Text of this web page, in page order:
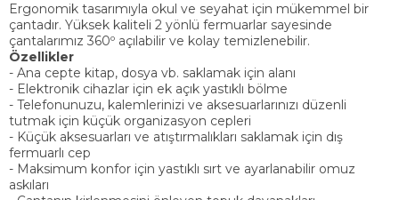
Ergonomik tasarımıyla okul ve seyahat için mükemmel bir
çantadır. Yüksek kaliteli 2 yönlü fermuarlar sayesinde
çantalarımız 360º açılabilir ve kolay temizlenebilir.
Özellikler
- Ana cepte kitap, dosya vb. saklamak için alanı
- Elektronik cihazlar için ek açık yastıklı bölme
- Telefonunuzu, kalemlerinizi ve aksesuarlarınızı düzenli
tutmak için küçük organizasyon cepleri
- Küçük aksesuarları ve atıştırmalıkları saklamak için dış
fermuarlı cep
- Maksimum konfor için yastıklı sırt ve ayarlanabilir omuz
askıları